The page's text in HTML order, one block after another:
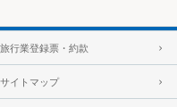
旅行業登録票・約款
サイトマップ